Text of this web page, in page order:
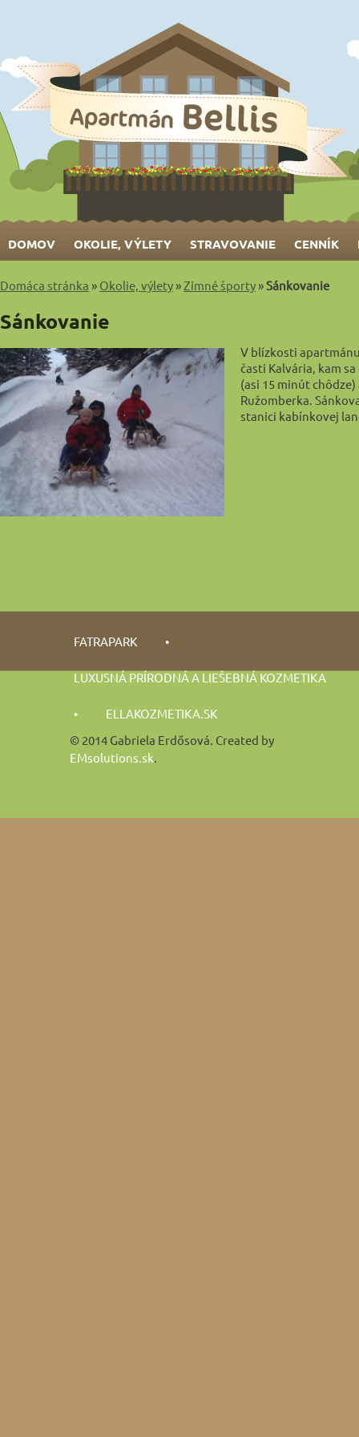
DOMOV OKOLIE, VÝLETY STRAVOVANIE CENNÍK
Domáca stránka » Okolie, výlety»Zimné športy»Sánkovanie
Sánkovanie
V blízkosti
časti Kalvária, kam
(asi 15 minút
Ružomberka.
stanici kabínkovej
FATRAPARK •
LUXUSNÁ PRÍRODNÁ A LIEŠEBNÁ KOZMETIKA
•
ELLAKOZMETIKA.SK
© 2014 Gabriela Erdősová. Created by
EMsolutions.sk.